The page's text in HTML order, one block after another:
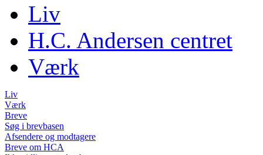
Liv
H.C. Andersen centret
Værk
Liv
Værk
Breve
Søg i brevbasen
Afsendere og modtagere
Breve om HCA